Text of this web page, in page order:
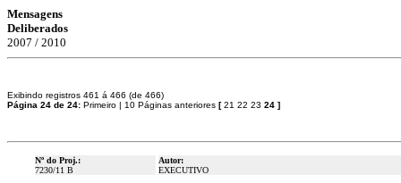
Mensagens
Deliberados
2007 / 2010
Exibindo registros 461 á 466 (de 466)
Página 24 de 24: Primeiro | 10 Páginas anteriores [21 22 23 24 ]
Nº do Proj.:
7230/11 B
Autor:
EXECUTIVO